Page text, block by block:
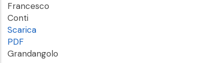
Francesco
Conti
Scarica
PDF
Grandangolo